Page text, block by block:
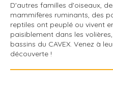
D'autres familles d'oiseaux,
mammifères ruminants, des
reptiles ont peuplé ou vivent
paisiblement dans les
bassins du CAVEX. Venez à
découverte !